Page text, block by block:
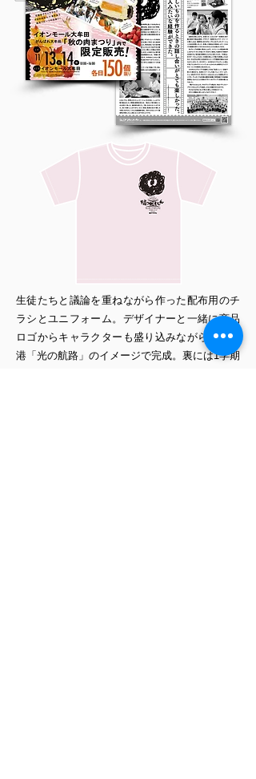
生徒たちと議論を重ねながら作った配布用のチ
ラシとユニフォーム。デザイナーと一緒に商品
ロゴからキャラクターも盛り込みながら、三池
港「光の航路」のイメージで完成。裏には1学期